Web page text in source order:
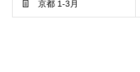
京都 1-3月